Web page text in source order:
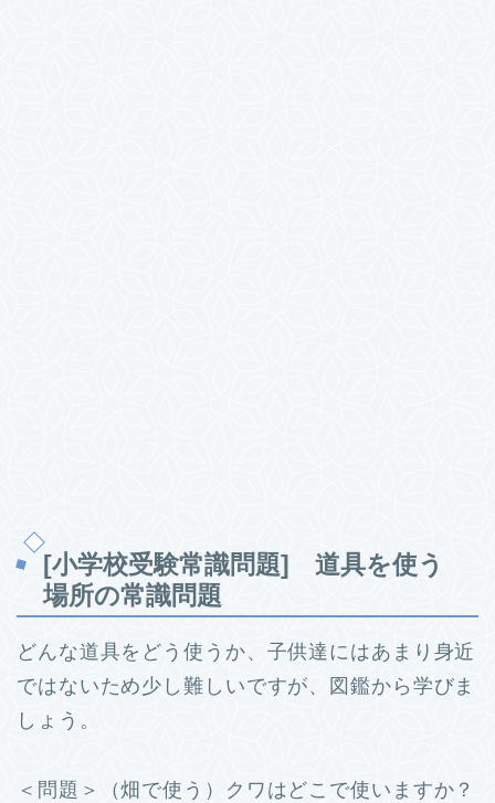
[小学校受験常識問題] 道具を使う
場所の常識問題
どんな道具をどう使うか、子供達にはあまり身近
ではないため少し難しいですが、図鑑から学びま
しょう。
＜問題＞（畑で使う）クワはどこで使いますか？